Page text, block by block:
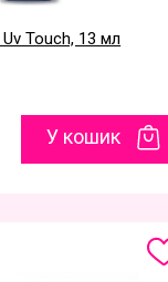
Touch, 13 мл
У кошик